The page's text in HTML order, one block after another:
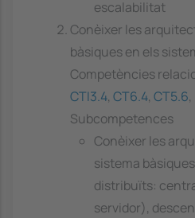
escalabilitat
Conèixer les
bàsiques en els
Competències
CTI3.4, CT6.4, CT5.6,
Subcompetences
Conèixer les
sistema
distribuïts:
servidor),